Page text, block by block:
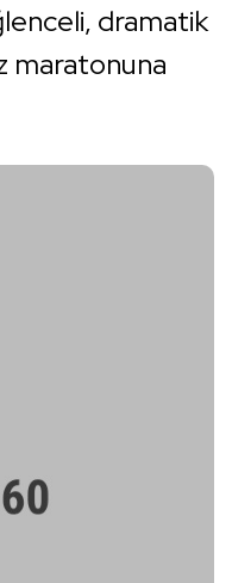
dramatik
maratonuna